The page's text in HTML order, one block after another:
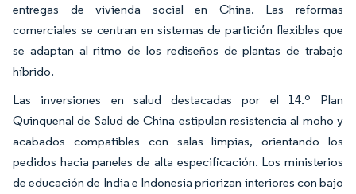
entregas de vivienda social en China. Las reformas
comerciales se centran en sistemas de partición flexibles que
se adaptan al ritmo de los rediseños de plantas de trabajo
híbrido.
Las inversiones en salud destacadas por el 14.º Plan
Quinquenal de Salud de China estipulan resistencia al moho y
acabados compatibles con salas limpias, orientando los
pedidos hacia paneles de alta especificación. Los ministerios
de educación de India e Indonesia priorizan interiores con bajo